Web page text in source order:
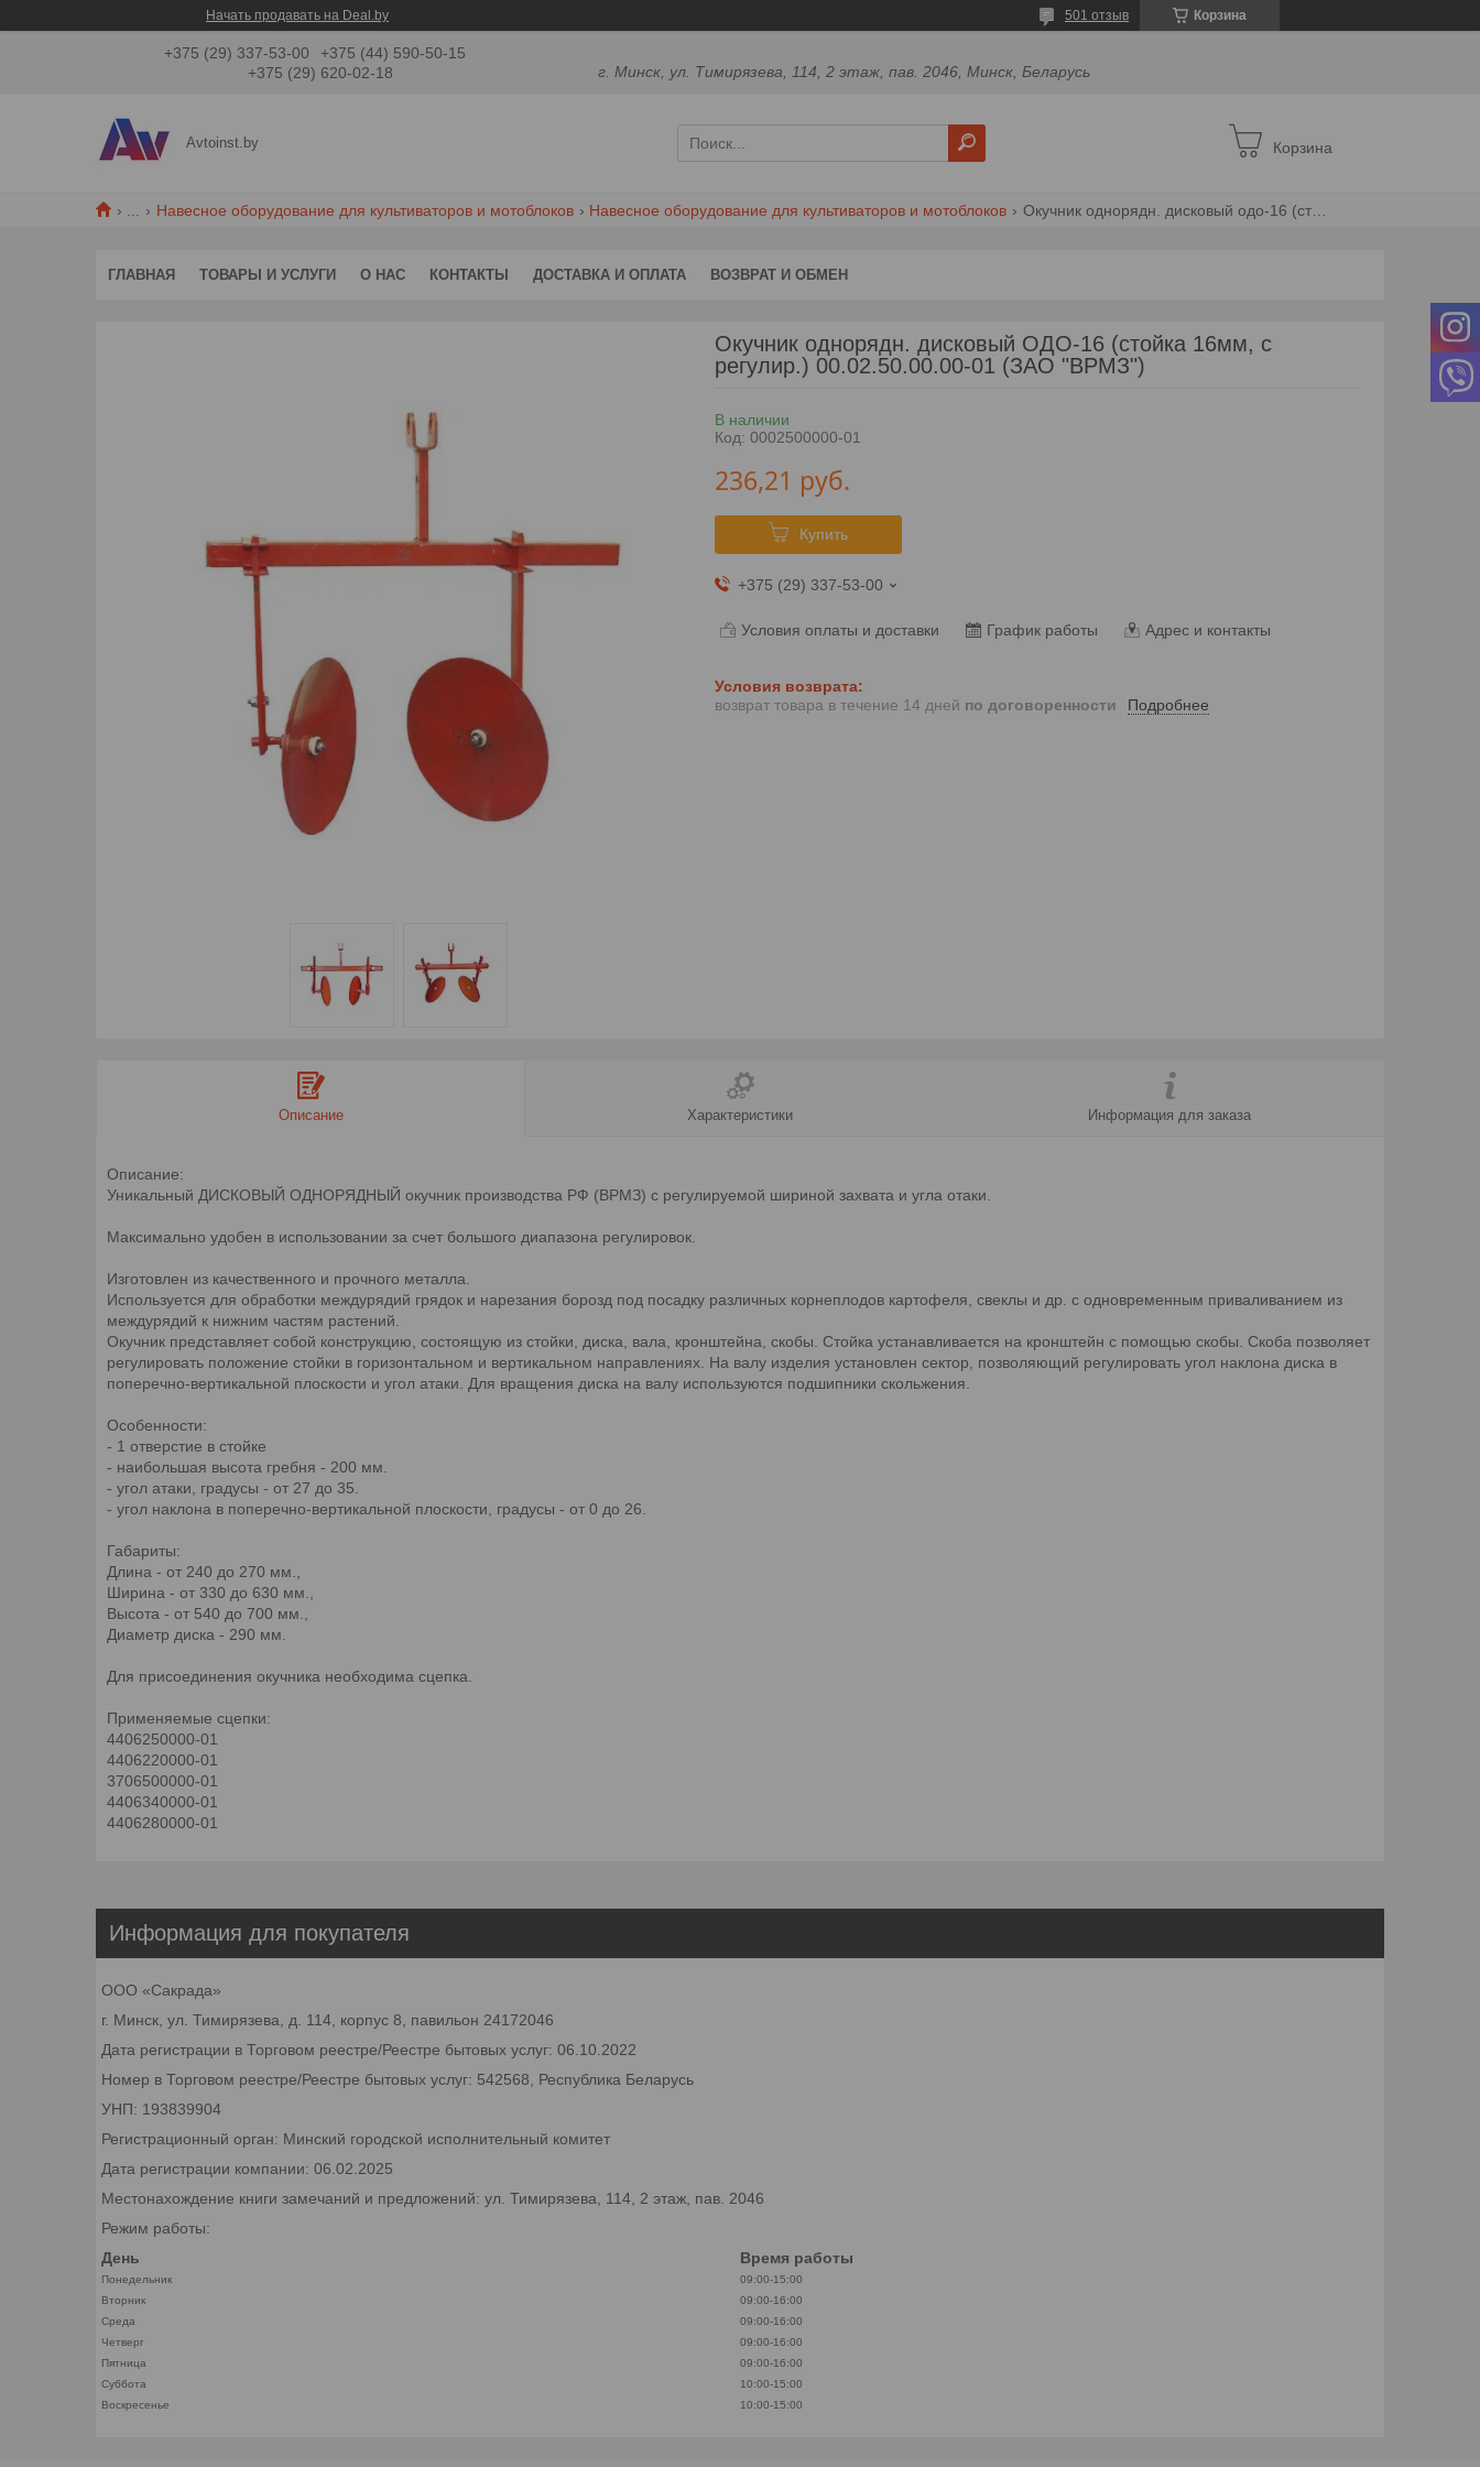
Начать продавать на Deal.by Корзина
501 отзыв
+375 (29) 337-53-00
+375 (44) 590-50-15
+375 (29) 620-02-18
г. Минск, ул. Тимирязева, 114, 2 этаж, пав. 2046, Минск, Беларусь
Avtoinst.by Корзина
Навесное оборудование для культиваторов и мотоблоков Навесное оборудование для культиваторов и мотоблоков Окучник однорядн. дисковый одо-16 (стойка 16мм, с регулир.) 00.02.50.00.00-01 (зао "врмз")
ГЛАВНАЯ ТОВАРЫ И УСЛУГИ О НАС КОНТАКТЫ ДОСТАВКА И ОПЛАТА ВОЗВРАТ И ОБМЕН
Окучник однорядн. дисковый ОДО-16 (стойка 16мм, с
регулир.) 00.02.50.00.00-01 (ЗАО "ВРМЗ")
В наличии
Код: 0002500000-01
236,21 руб.
Купить
+375 (29) 337-53-00
Условия оплаты и доставки График работы Адрес и контакты
возврат товара в течение 14 дней по договоренности Подробнее
Описание Характеристики Информация для заказа
Описание:
Уникальный ДИСКОВЫЙ ОДНОРЯДНЫЙ окучник производства РФ (ВРМЗ) с регулируемой шириной захвата и угла отаки.
Максимально удобен в использовании за счет большого диапазона регулировок.
Изготовлен из качественного и прочного металла.
Используется для обработки междурядий грядок и нарезания борозд под посадку различных корнеплодов картофеля, свеклы и др. с одновременным приваливанием из
междурядий к нижним частям растений.
Окучник представляет собой конструкцию, состоящую из стойки, диска, вала, кронштейна, скобы. Стойка устанавливается на кронштейн с помощью скобы. Скоба позволяет
регулировать положение стойки в горизонтальном и вертикальном направлениях. На валу изделия установлен сектор, позволяющий регулировать угол наклона диска в
поперечно-вертикальной плоскости и угол атаки. Для вращения диска на валу используются подшипники скольжения.
Особенности:
- 1 отверстие в стойке
- наибольшая высота гребня - 200 мм.
- угол атаки, градусы - от 27 до 35.
- угол наклона в поперечно-вертикальной плоскости, градусы - от 0 до 26.
Габариты:
Длина - от 240 до 270 мм.,
Ширина - от 330 до 630 мм.,
Высота - от 540 до 700 мм.,
Диаметр диска - 290 мм.
Для присоединения окучника необходима сцепка.
Применяемые сцепки:
4406250000-01
4406220000-01
3706500000-01
4406340000-01
4406280000-01
Информация для покупателя
ООО «Сакрада»
г. Минск, ул. Тимирязева, д. 114, корпус 8, павильон 24172046
Дата регистрации в Торговом реестре/Реестре бытовых услуг: 06.10.2022
Номер в Торговом реестре/Реестре бытовых услуг: 542568, Республика Беларусь
УНП: 193839904
Регистрационный орган: Минский городской исполнительный комитет
Дата регистрации компании: 06.02.2025
Местонахождение книги замечаний и предложений: ул. Тимирязева, 114, 2 этаж, пав. 2046
Режим работы:
День
Время работы
Понедельник
09:00-15:00
Вторник
09:00-16:00
Среда
09:00-16:00
Четверг
09:00-16:00
Пятница
09:00-16:00
Суббота
10:00-15:00
Воскресенье
10:00-15:00